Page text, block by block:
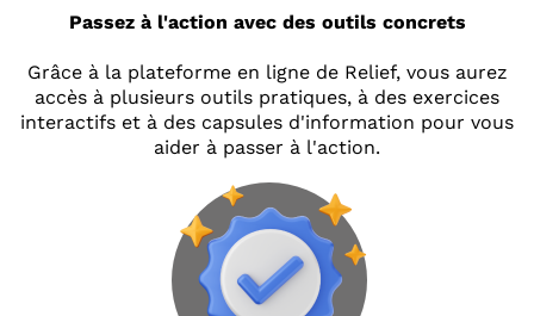
Passez à l'action avec des outils concrets
Grâce à la plateforme en ligne de Relief, vous aurez
accès à plusieurs outils pratiques, à des exercices
interactifs et à des capsules d'information pour vous
aider à passer à l'action.